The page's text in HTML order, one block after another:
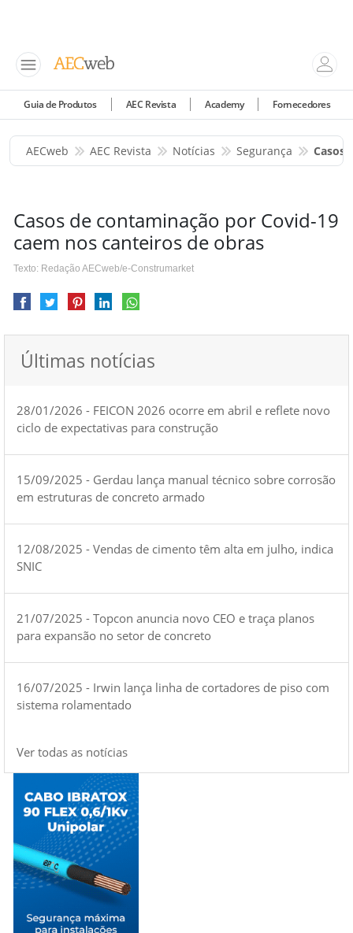
Guia de Produtos AEC Revista Academy Fornecedores
AECweb AEC Revista Notícias Segurança Casos
Casos de contaminação por Covid-19
caem nos canteiros de obras
Texto: Redação AECweb/e-Construmarket
Últimas notícias
28/01/2026 - FEICON 2026 ocorre em abril e reflete novo
ciclo de expectativas para construção
15/09/2025 - Gerdau lança manual técnico sobre corrosão
em estruturas de concreto armado
12/08/2025 - Vendas de cimento têm alta em julho, indica
SNIC
21/07/2025 - Topcon anuncia novo CEO e traça planos
para expansão no setor de concreto
16/07/2025 - Irwin lança linha de cortadores de piso com
sistema rolamentado
Ver todas as notícias